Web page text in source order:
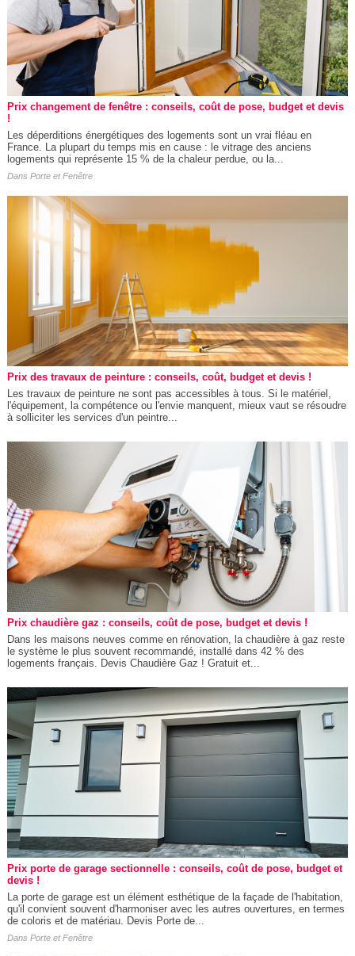
Prix changement de fenêtre : conseils, coût de pose, budget et devis
!
Les déperditions énergétiques des logements sont un vrai fléau en
France. La plupart du temps mis en cause : le vitrage des anciens
logements qui représente 15 % de la chaleur perdue, ou la...
Dans Porte et Fenêtre
Prix des travaux de peinture : conseils, coût, budget et devis !
Les travaux de peinture ne sont pas accessibles à tous. Si le matériel,
l'équipement, la compétence ou l'envie manquent, mieux vaut se résoudre
à solliciter les services d'un peintre...
Prix chaudière gaz : conseils, coût de pose, budget et devis !
Dans les maisons neuves comme en rénovation, la chaudière à gaz reste
le système le plus souvent recommandé, installé dans 42 % des
logements français. Devis Chaudière Gaz ! Gratuit et...
Prix porte de garage sectionnelle : conseils, coût de pose, budget et
devis !
La porte de garage est un élément esthétique de la façade de l'habitation,
qu'il convient souvent d'harmoniser avec les autres ouvertures, en termes
de coloris et de matériau. Devis Porte de...
Dans Porte et Fenêtre